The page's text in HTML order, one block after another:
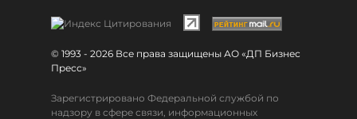
© 1993 - 2026 Все права защищены АО «ДП Бизнес
Пресс»
Зарегистрировано Федеральной службой по
надзору в сфере связи, информационных